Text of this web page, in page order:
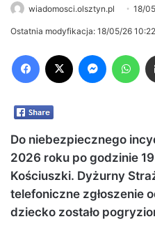
wiadomosci.olsztyn.pl 18/
Ostatnia modyfikacja: 18/05/26 10:22
Do niebezpiecznego
2026 roku po godzinie
Kościuszki. Dyżurny
telefoniczne zgłoszenie
dziecko zostało